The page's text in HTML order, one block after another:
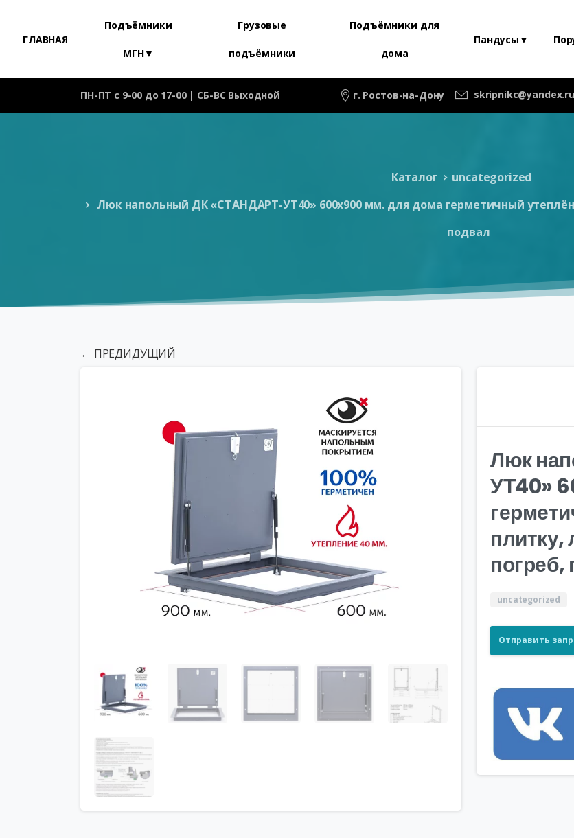
ГЛАВНАЯ
Подъёмники
МГН▼
Грузовые
подъёмники
Подъёмники для
дома
Пандусы▼
ПН-ПТ с 9-00 до 17-00 | СБ-ВС Выходной г. Ростов-на-Дону skripnikc@yandex.ru
Каталог
uncategorized
Люк напольный ДК «СТАНДАРТ-УТ40» 600х900 мм. для дома герметичный
подвал
← ПРЕДИДУЩИЙ
Люк
УТ40»
погреб,
uncategorized
Отправить